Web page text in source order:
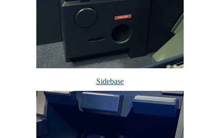
Sidebase